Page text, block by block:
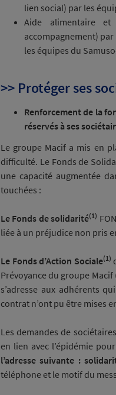
lien social) par les
Aide alimentaire
accompagnement) par
les équipes du
>> Protéger ses
Renforcement de la
réservés à ses
Le groupe Macif a mis en
difficulté. Le Fonds de
une capacité augmentée
touchées :
Le Fonds de solidarité(1)
liée à un préjudice non pris
Le Fonds d’Action Sociale(1)
Prévoyance du groupe
s’adresse aux adhérents
contrat n’ont pu être mises
Les demandes de
en lien avec l’épidémie
l’adresse suivante :
téléphone et le motif du